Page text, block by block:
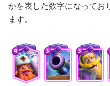
かを表した数字になってお
ます。